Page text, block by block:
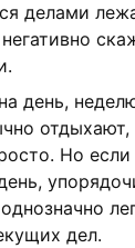
делами
день,
отдыхают,
Но
дел.